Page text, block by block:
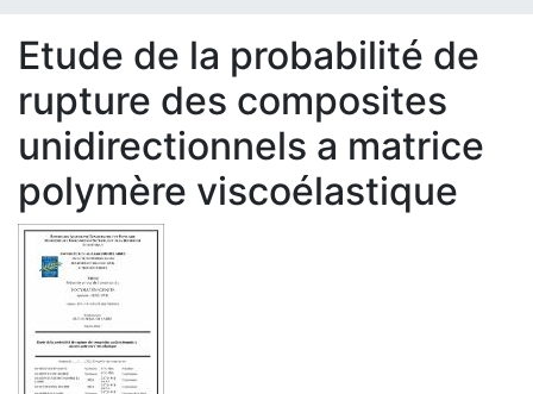
Etude de la probabilité de
rupture des composites
unidirectionnels a matrice
polymère viscoélastique